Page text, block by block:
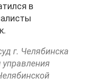
в
г. Челябинска